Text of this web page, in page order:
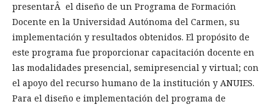
presentarÂ el diseño de un Programa de Formación
Docente en la Universidad Autónoma del Carmen, su
implementación y resultados obtenidos. El propósito de
este programa fue proporcionar capacitación docente en
las modalidades presencial, semipresencial y virtual; con
el apoyo del recurso humano de la institución y ANUIES.
Para el diseño e implementación del programa de